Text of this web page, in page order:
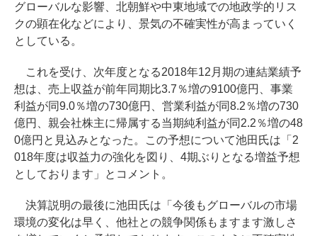
グローバルな影響、北朝鮮や中東地域での地政学的リス
クの顕在化などにより、景気の不確実性が高まっていく
としている。
これを受け、次年度となる2018年12月期の連結業績予
想は、売上収益が前年同期比3.7％増の9100億円、事業
利益が同9.0％増の730億円、営業利益が同8.2％増の730
億円、親会社株主に帰属する当期純利益が同2.2％増の48
0億円と見込みとなった。この予想について池田氏は「2
018年度は収益力の強化を図り、4期ぶりとなる増益予想
としております」とコメント。
決算説明の最後に池田氏は「今後もグローバルの市場
環境の変化は早く、他社との競争関係もますます激しさ